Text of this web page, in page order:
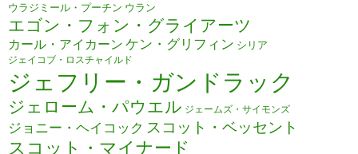
ウラジミール・プーチン ウラン
エゴン・フォン・グライアーツ
カール・アイカーン ケン・グリフィン シリア
ジェイコブ・ロスチャイルド
ジェフリー・ガンドラック
ジェローム・パウエル ジェームズ・サイモンズ
ジョニー・ヘイコック スコット・ベッセント
スコット・マイナード